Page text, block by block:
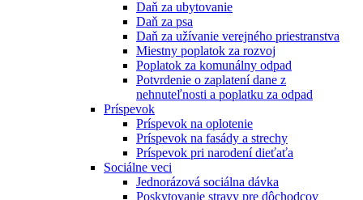
Daň za ubytovanie
Daň za psa
Daň za užívanie verejného priestranstva
Miestny poplatok za rozvoj
Poplatok za komunálny odpad
Potvrdenie o zaplatení dane z
nehnuteľnosti a poplatku za odpad
Príspevok
Príspevok na oplotenie
Príspevok na fasády a strechy
Príspevok pri narodení dieťaťa
Sociálne veci
Jednorázová sociálna dávka
Poskytovanie stravy pre dôchodcov